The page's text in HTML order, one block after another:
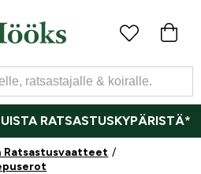
RATSASTUSKYPÄRISTÄ*
Ratsastusvaatteet